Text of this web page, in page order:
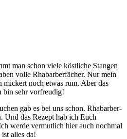
man schon viele köstliche Stangen
volle Rhabarberfächer. Nur mein
mickert noch etwas rum. Aber das
bin sehr vorfreudig!
gab es bei uns schon. Rhabarber-
Und das Rezept hab ich Euch
werde vermutlich hier auch nochmal
alles da!